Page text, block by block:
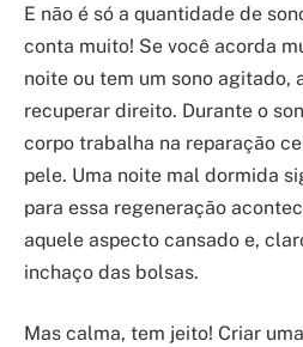
E não é só a quantidade de
conta muito! Se você acorda
noite ou tem um sono agitado,
recuperar direito. Durante o
corpo trabalha na reparação
pele. Uma noite mal dormida
para essa regeneração
aquele aspecto cansado e,
inchaço das bolsas.
Mas calma, tem jeito! Criar